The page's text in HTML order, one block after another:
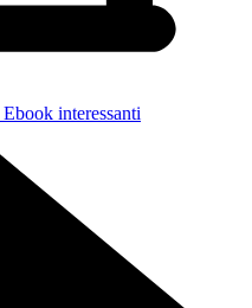
Ebook interessanti